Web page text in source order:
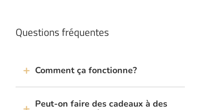
Questions fréquentes
Comment ça fonctionne?
Peut-on faire des cadeaux à des